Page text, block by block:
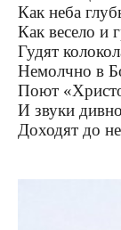
Как неба
Как весело и
Гудят
Немолчно в
Поют
И звуки
Доходят до